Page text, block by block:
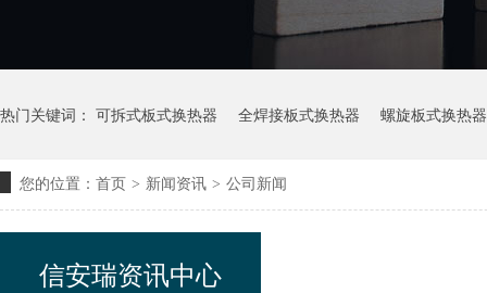
热门关键词： 可拆式板式换热器 全焊接板式换热器 螺旋板式换热器
您的位置： 首页 > 新闻资讯 > 公司新闻
信安瑞资讯中心